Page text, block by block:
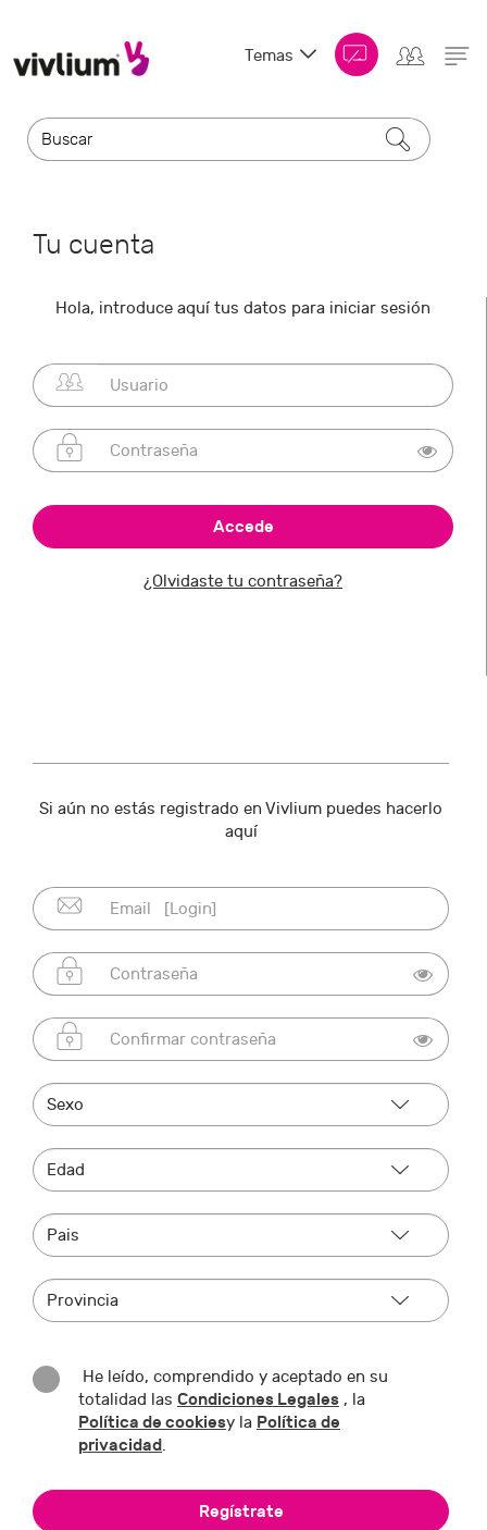
Temas
Tu cuenta
Hola, introduce aquí tus datos para iniciar sesión
¿Olvidaste tu contraseña?
Si aún no estás registrado en Vivlium puedes hacerlo
aquí
He leído, comprendido y aceptado en su
totalidad las Condiciones Legales , la
Política de cookiesy la Política de
privacidad.